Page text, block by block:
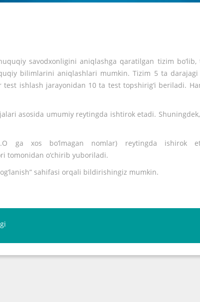
savodxonligini aniqlashga qaratilgan tizim bo‘lib,
bilimlarini aniqlashlari mumkin. Tizim 5 ta
test ishlash jarayonidan 10 ta test topshirig‘i beriladi.
asosida umumiy reytingda ishtirok etadi.
ga xos bo‘lmagan nomlar) reytingda ishirok
tomonidan o‘chirib yuboriladi.
sahifasi orqali bildirishingiz mumkin.